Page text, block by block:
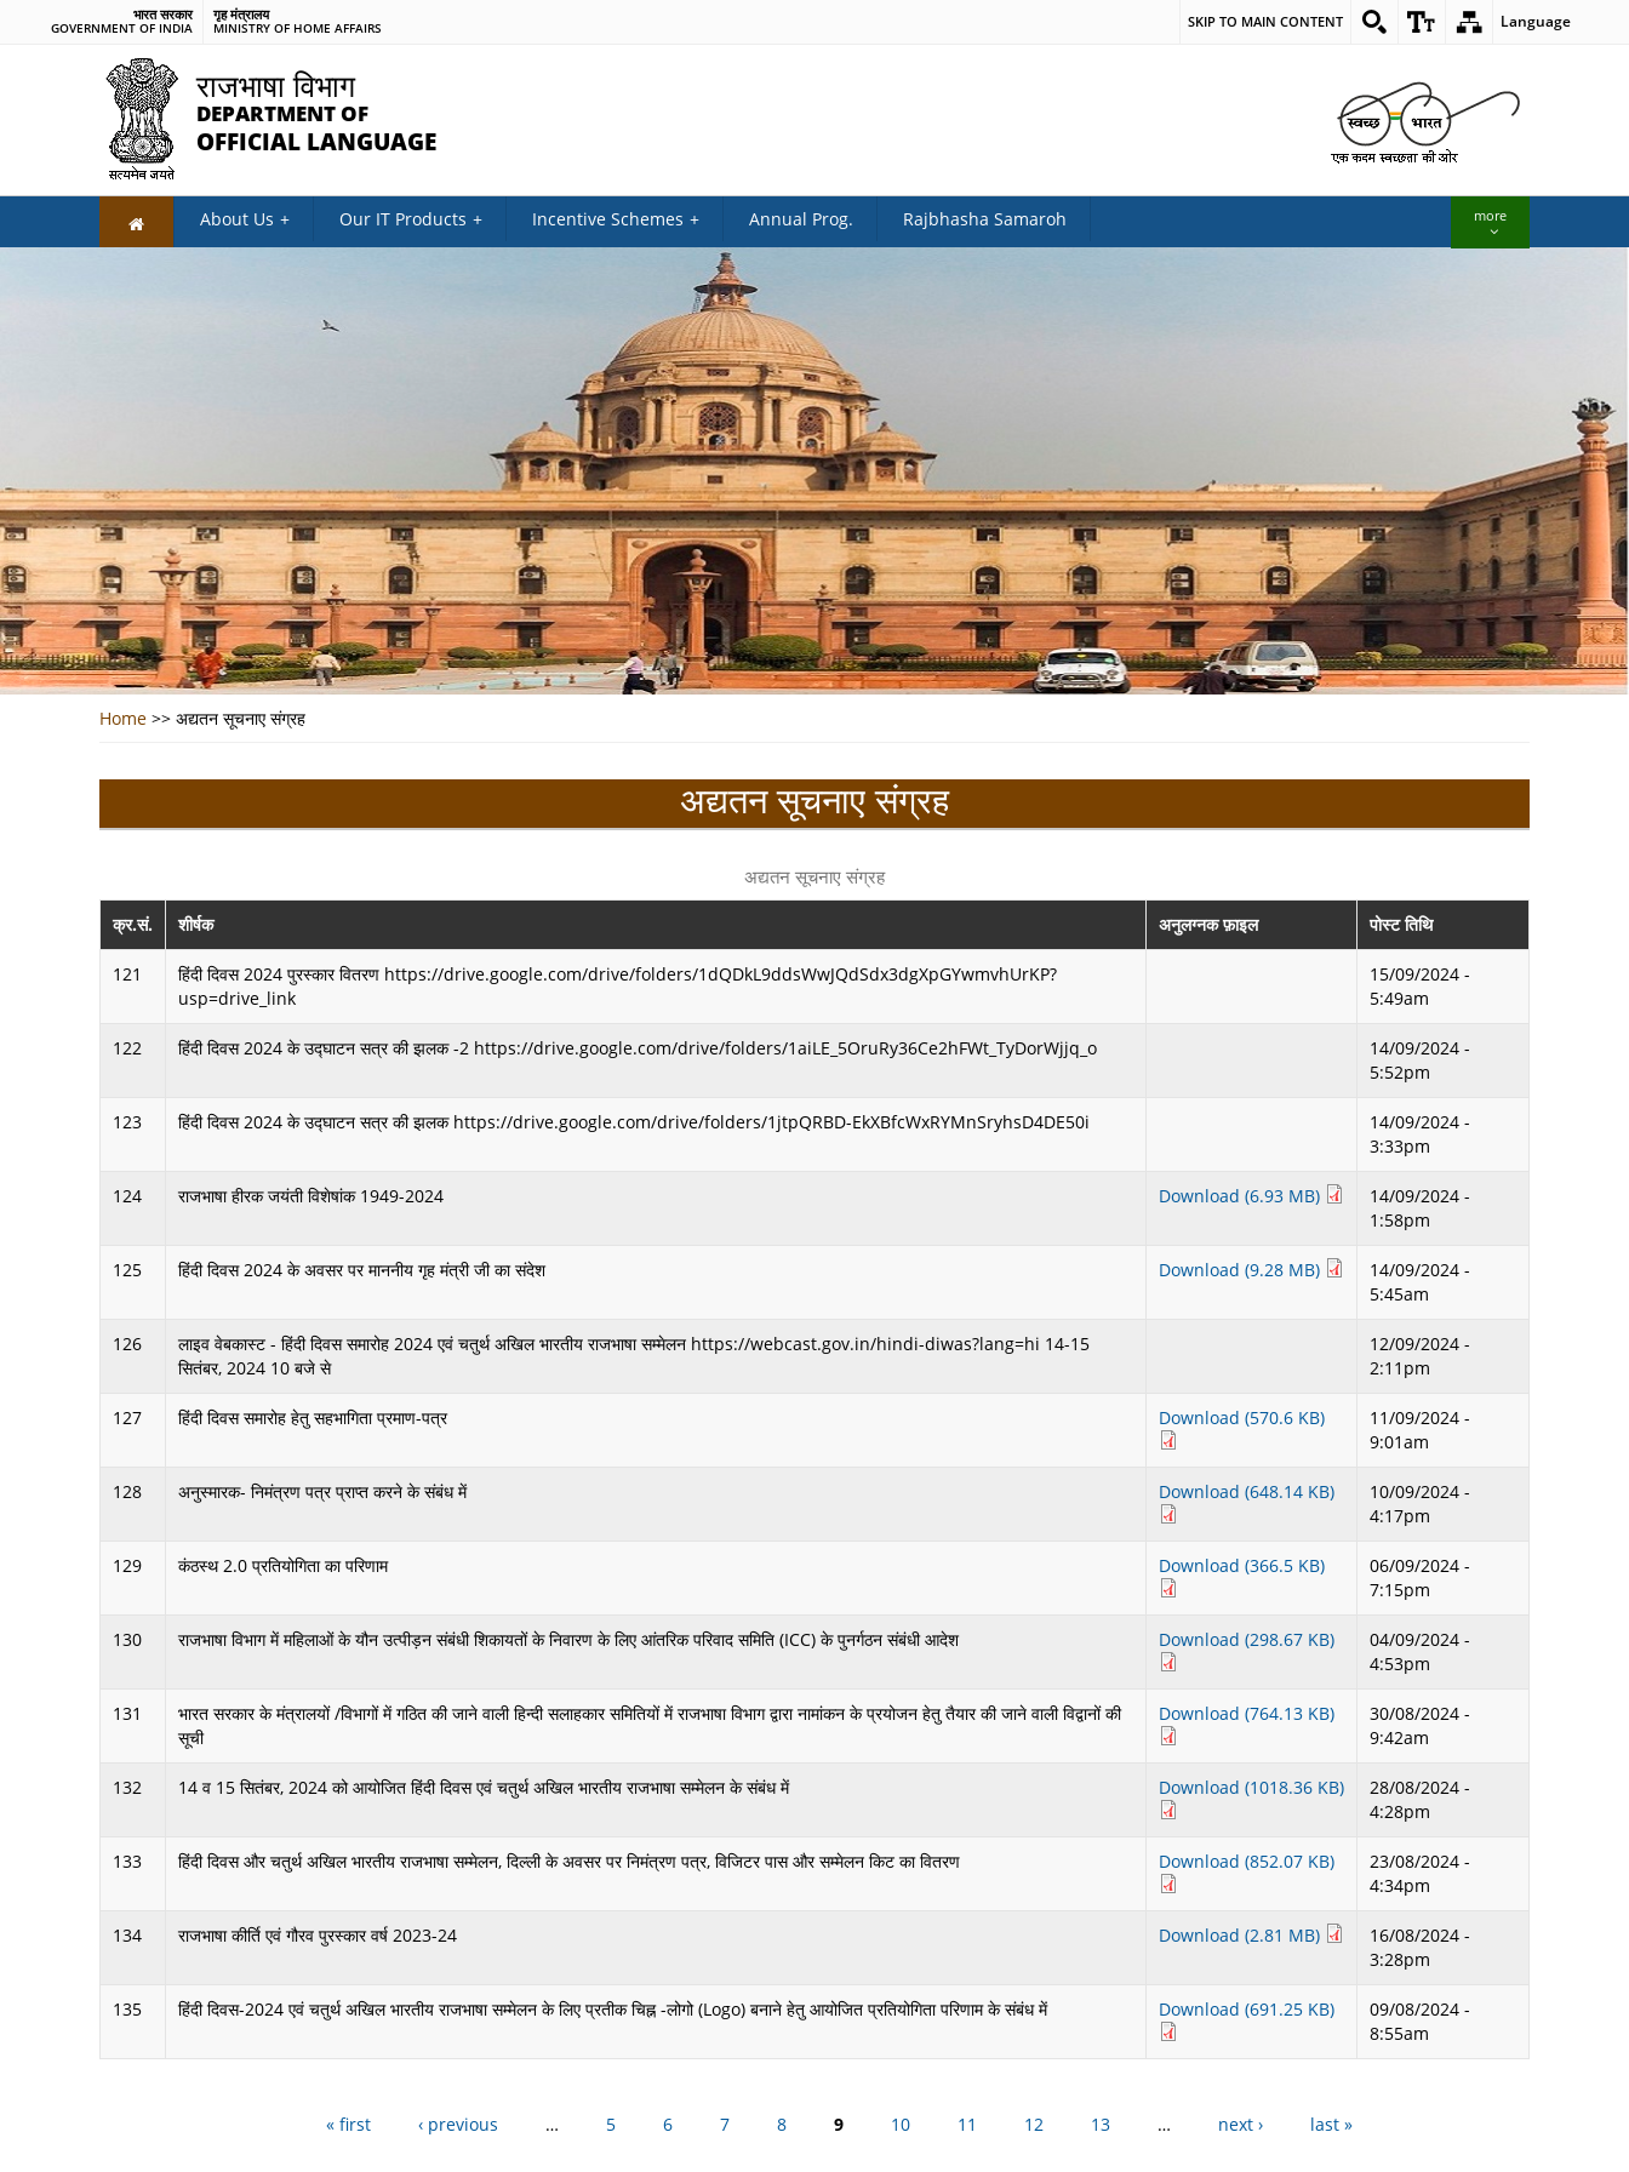
भारत सरकार
GOVERNMENT OF INDIA
गृह मंत्रालय
MINISTRY OF HOME AFFAIRS SKIP TO MAIN CONTENT Language
राजभाषा विभाग
DEPARTMENT OF
OFFICIAL LANGUAGE
About Us Our IT Products Incentive Schemes Annual Prog. Rajbhasha Samaroh more
Home >> अद्यतन सूचनाए संग्रह
अद्यतन सूचनाए संग्रह
अद्यतन सूचनाए संग्रह
क्र.सं. शीर्षक अनुलग्नक फ़ाइल पोस्ट तिथि
121
हिंदी दिवस 2024 पुरस्कार वितरण https://drive.google.com/drive/folders/1dQDkL9ddsWwJQdSdx3dgXpGYwmvhUrKP?
usp=drive_link
15/09/2024 -
5:49am
122 हिंदी दिवस 2024 के उद्घाटन सत्र की झलक -2 https://drive.google.com/drive/folders/1aiLE_5OruRy36Ce2hFWt_TyDorWjjq_o
14/09/2024 -
5:52pm
123 हिंदी दिवस 2024 के उद्घाटन सत्र की झलक https://drive.google.com/drive/folders/1jtpQRBD-EkXBfcWxRYMnSryhsD4DE50i
14/09/2024 -
3:33pm
124 राजभाषा हीरक जयंती विशेषांक 1949-2024 Download (6.93 MB)
14/09/2024 -
1:58pm
125 हिंदी दिवस 2024 के अवसर पर माननीय गृह मंत्री जी का संदेश Download (9.28 MB)
14/09/2024 -
5:45am
126
लाइव वेबकास्ट - हिंदी दिवस समारोह 2024 एवं चतुर्थ अखिल भारतीय राजभाषा सम्मेलन https://webcast.gov.in/hindi-diwas?lang=hi 14-15
सितंबर, 2024 10 बजे से
12/09/2024 -
2:11pm
127 हिंदी दिवस समारोह हेतु सहभागिता प्रमाण-पत्र Download (570.6 KB)
11/09/2024 -
9:01am
128 अनुस्मारक- निमंत्रण पत्र प्राप्त करने के संबंध में Download (648.14 KB)
10/09/2024 -
4:17pm
129 कंठस्थ 2.0 प्रतियोगिता का परिणाम Download (366.5 KB)
06/09/2024 -
7:15pm
130 राजभाषा विभाग में महिलाओं के यौन उत्पीड़न संबंधी शिकायतों के निवारण के लिए आंतरिक परिवाद समिति (ICC) के पुनर्गठन संबंधी आदेश Download (298.67 KB)
04/09/2024 -
4:53pm
131
भारत सरकार के मंत्रालयों /विभागों में गठित की जाने वाली हिन्दी सलाहकार समितियों में राजभाषा विभाग द्वारा नामांकन के प्रयोजन हेतु तैयार की जाने वाली विद्वानों की
सूची
Download (764.13 KB)
30/08/2024 -
9:42am
132 14 व 15 सितंबर, 2024 को आयोजित हिंदी दिवस एवं चतुर्थ अखिल भारतीय राजभाषा सम्‍मेलन के संबंध में Download (1018.36 KB)
28/08/2024 -
4:28pm
133 हिंदी दिवस और चतुर्थ अखिल भारतीय राजभाषा सम्मेलन, दिल्ली के अवसर पर निमंत्रण पत्र, विजिटर पास और सम्मेलन किट का वितरण Download (852.07 KB)
23/08/2024 -
4:34pm
134 राजभाषा कीर्ति एवं गौरव पुरस्कार वर्ष 2023-24 Download (2.81 MB)
16/08/2024 -
3:28pm
135 हिंदी दिवस-2024 एवं चतुर्थ अखिल भारतीय राजभाषा सम्‍मेलन के लिए प्रतीक चिह्न -लोगो (Logo) बनाने हेतु आयोजित प्रतियोगिता परिणाम के संबंध में Download (691.25 KB)
09/08/2024 -
8:55am
Pages
« first ‹ previous … 5 6 7 8 9 10 11 12 13 … next › last »